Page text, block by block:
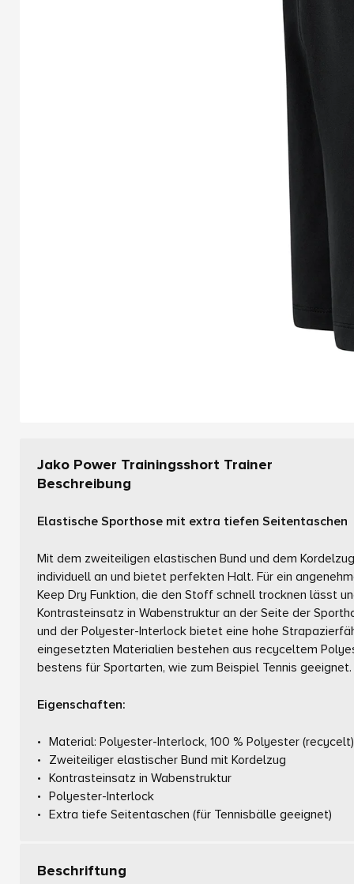
Jako Power Trainingsshort Trainer
Beschreibung
Elastische Sporthose mit extra tiefen Seitentaschen
Mit dem zweiteiligen elastischen Bund und dem
individuell an und bietet perfekten Halt. Für ein
Keep Dry Funktion, die den Stoff schnell trocknen lässt
Kontrasteinsatz in Wabenstruktur an der Seite der
und der Polyester-Interlock bietet eine hohe
eingesetzten Materialien bestehen aus recyceltem
bestens für Sportarten, wie zum Beispiel Tennis geeignet.
Eigenschaften:
Material: Polyester-Interlock, 100 % Polyester (recycelt)
Zweiteiliger elastischer Bund mit Kordelzug
Kontrasteinsatz in Wabenstruktur
Polyester-Interlock
Extra tiefe Seitentaschen (für Tennisbälle geeignet)
Beschriftung